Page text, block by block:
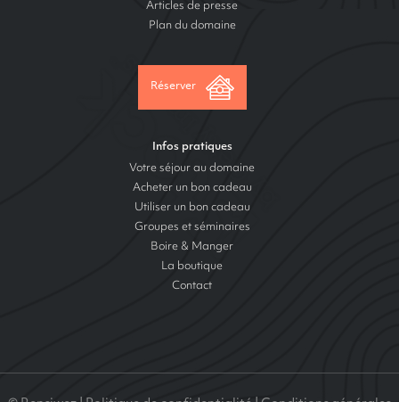
Articles de presse
Plan du domaine
Réserver
Infos pratiques
Votre séjour au domaine
Acheter un bon cadeau
Utiliser un bon cadeau
Groupes et séminaires
Boire & Manger
La boutique
Contact